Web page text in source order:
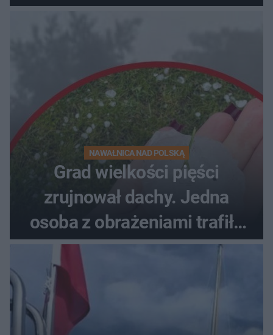
NAWAŁNICA NAD POLSKĄ
Grad wielkości pięści
zrujnował dachy. Jedna
osoba z obrażeniami trafiła
do szpitala